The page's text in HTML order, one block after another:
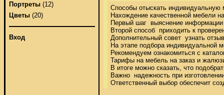
Портреты (12)
Цветы (20)
Вход
Способы отыскать
Нахождение качественной мебели
Первый шаг  выяснение информации
Второй способ  приходить к
Дополнительный совет  узнать
На этапе подбора индивидуальной
Рекомендуем ознакомиться с
Тарифы на мебель на заказ и
В итоге можно сказать, что
Важно  надежность при
Ответственный выбор обеспечит